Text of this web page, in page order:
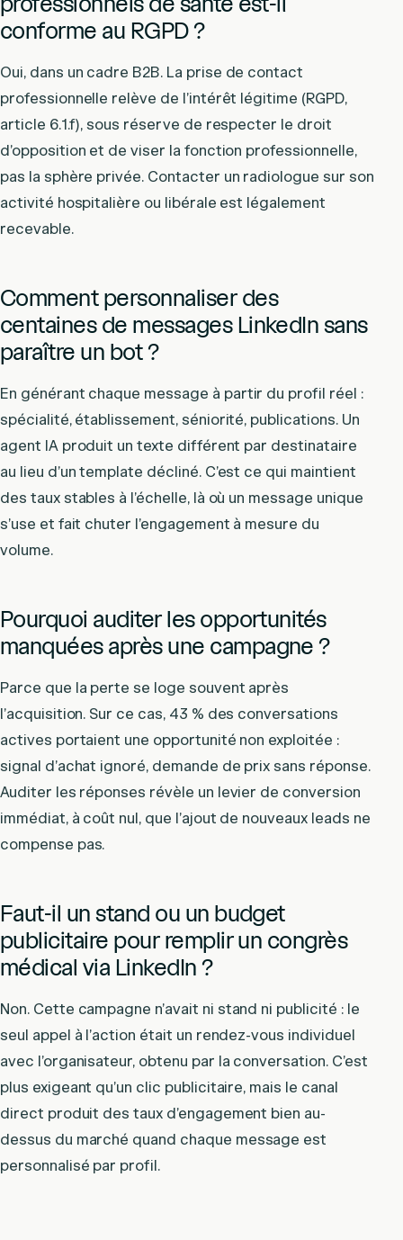
conforme au RGPD ?
Oui, dans un cadre B2B. La prise de contact
professionnelle relève de l’intérêt légitime (RGPD,
article 6.1.f), sous réserve de respecter le droit
d’opposition et de viser la fonction professionnelle,
pas la sphère privée. Contacter un radiologue sur son
activité hospitalière ou libérale est légalement
recevable.
Comment personnaliser des
centaines de messages LinkedIn sans
paraître un bot ?
En générant chaque message à partir du profil réel :
spécialité, établissement, séniorité, publications. Un
agent IA produit un texte différent par destinataire
au lieu d’un template décliné. C’est ce qui maintient
des taux stables à l’échelle, là où un message unique
s’use et fait chuter l’engagement à mesure du
volume.
Pourquoi auditer les opportunités
manquées après une campagne ?
Parce que la perte se loge souvent après
l’acquisition. Sur ce cas, 43 % des conversations
actives portaient une opportunité non exploitée :
signal d’achat ignoré, demande de prix sans réponse.
Auditer les réponses révèle un levier de conversion
immédiat, à coût nul, que l’ajout de nouveaux leads ne
compense pas.
Faut-il un stand ou un budget
publicitaire pour remplir un congrès
médical via LinkedIn ?
Non. Cette campagne n’avait ni stand ni publicité : le
seul appel à l’action était un rendez-vous individuel
avec l’organisateur, obtenu par la conversation. C’est
plus exigeant qu’un clic publicitaire, mais le canal
direct produit des taux d’engagement bien au-
dessus du marché quand chaque message est
personnalisé par profil.